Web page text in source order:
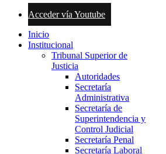
Acceder vía Youtube
Inicio
Institucional
Tribunal Superior de
Justicia
Autoridades
Secretaría
Administrativa
Secretaría de
Superintendencia y
Control Judicial
Secretaría Penal
Secretaría Laboral